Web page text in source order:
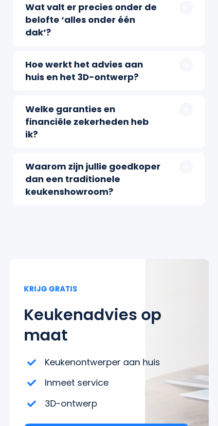
Wat valt er precies onder de
belofte ‘alles onder één
dak’?
Hoe werkt het advies aan
huis en het 3D-ontwerp?
Welke garanties en
financiële zekerheden heb
ik?
Waarom zijn jullie goedkoper
dan een traditionele
keukenshowroom?
KRIJG GRATIS
Keukenadvies op
maat
Keukenontwerper aan huis
Inmeet service
3D-ontwerp